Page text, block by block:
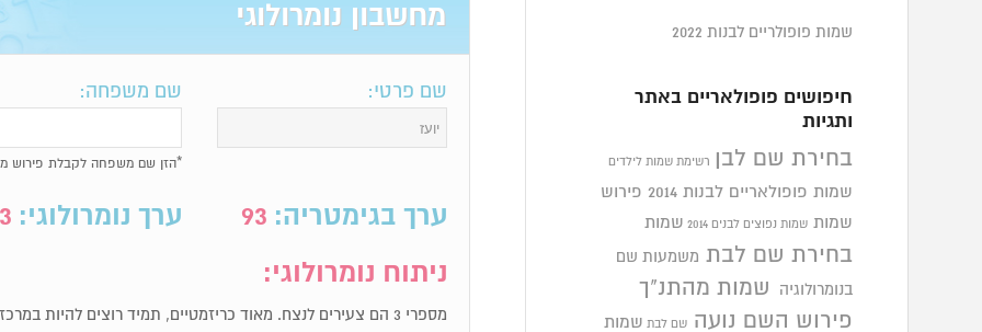
מחשבון נומרולוגי
שם פרטי: שם משפחה:
*הזן שם משפחה לקבלת פירוש
ערך בגימטריה: 93 ערך נומרולוגי:
ניתוח נומרולוגי:
מספרי 3 הם צעירים לנצח. מאוד כריזמטיים, תמיד רוצים להיות
שמות פופולריים לבנות 2022
חיפושים פופולאריים באתר
ותגיות
בחירת שם לבן רשימת שמות לילדים
שמות פופולאריים לבנות 2014 פירוש
שמות שמות נפוצים לבנים 2014 שמות
בחירת שם לבת משמעות שם
בנומרולוגיה
שמות מהתנ"ך
פירוש השם נועה
שם לבת שמות